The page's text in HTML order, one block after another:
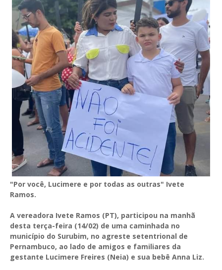
"Por você, Lucimere e por todas as outras" Ivete
Ramos.
A vereadora Ivete Ramos (PT), participou na manhã
desta terça-feira (14/02) de uma caminhada no
município do Surubim, no agreste setentrional de
Pernambuco, ao lado de amigos e familiares da
gestante Lucimere Freires (Neia) e sua bebê Anna Liz.